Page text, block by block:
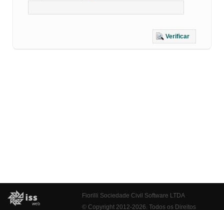
Verificar
Fiorilli Sociedade Civil Software LTDA
© Copyright 2012-2026. Todos os Direitos